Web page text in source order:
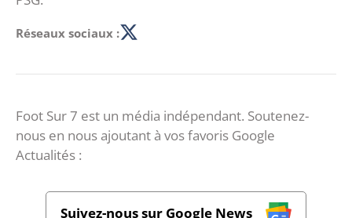
Réseaux sociaux :
Foot Sur 7 est un média indépendant. Soutenez-
nous en nous ajoutant à vos favoris Google
Actualités :
Suivez-nous sur Google News